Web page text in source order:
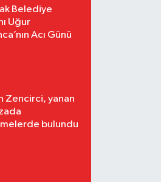
Belediye
Uğur
Acı Günü
Zencirci, yanan
bulundu